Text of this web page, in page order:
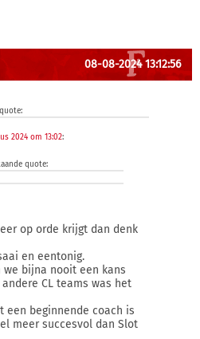
08-08-2024 13:12:56
2024 om 13:02:
quote:
op orde krijgt dan denk
en eentonig.
we bijna nooit een kans
CL teams was het
een beginnende coach is
meer succesvol dan Slot